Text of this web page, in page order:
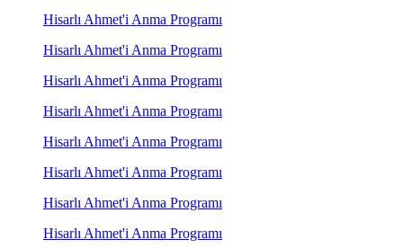
Hisarlı Ahmet'i Anma Programı
Hisarlı Ahmet'i Anma Programı
Hisarlı Ahmet'i Anma Programı
Hisarlı Ahmet'i Anma Programı
Hisarlı Ahmet'i Anma Programı
Hisarlı Ahmet'i Anma Programı
Hisarlı Ahmet'i Anma Programı
Hisarlı Ahmet'i Anma Programı